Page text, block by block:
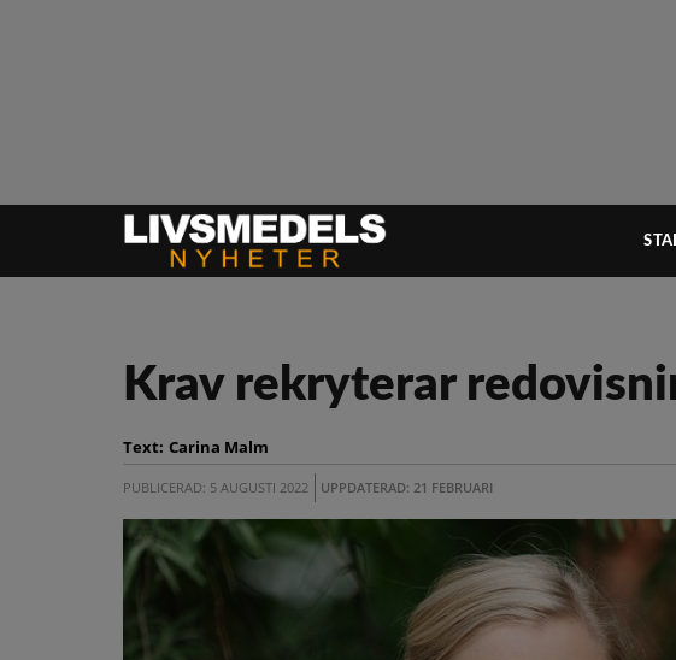
Krav rekryterar
Text: Carina Malm
PUBLICERAD: 5 AUGUSTI 2022 UPPDATERAD: 21 FEBRUARI